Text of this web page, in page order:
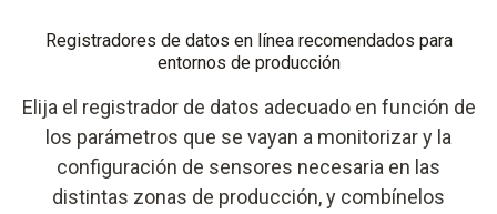
Registradores de datos en línea recomendados para
entornos de producción
Elija el registrador de datos adecuado en función de
los parámetros que se vayan a monitorizar y la
configuración de sensores necesaria en las
distintas zonas de producción, y combínelos